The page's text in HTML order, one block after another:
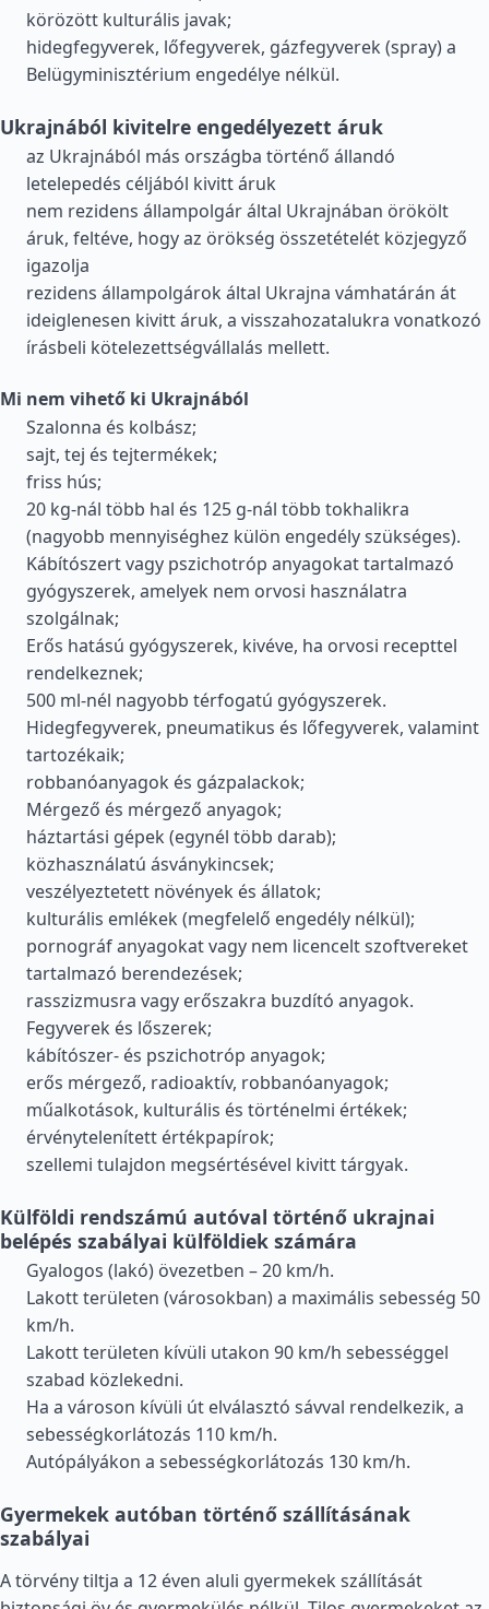
körözött kulturális javak;
hidegfegyverek, lőfegyverek, gázfegyverek (spray) a
Belügyminisztérium engedélye nélkül.
Ukrajnából kivitelre engedélyezett áruk
az Ukrajnából más országba történő állandó
letelepedés céljából kivitt áruk
nem rezidens állampolgár által Ukrajnában örökölt
áruk, feltéve, hogy az örökség összetételét közjegyző
igazolja
rezidens állampolgárok által Ukrajna vámhatárán át
ideiglenesen kivitt áruk, a visszahozatalukra vonatkozó
írásbeli kötelezettségvállalás mellett.
Mi nem vihető ki Ukrajnából
Szalonna és kolbász;
sajt, tej és tejtermékek;
friss hús;
20 kg-nál több hal és 125 g-nál több tokhalikra
(nagyobb mennyiséghez külön engedély szükséges).
Kábítószert vagy pszichotróp anyagokat tartalmazó
gyógyszerek, amelyek nem orvosi használatra
szolgálnak;
Erős hatású gyógyszerek, kivéve, ha orvosi recepttel
rendelkeznek;
500 ml-nél nagyobb térfogatú gyógyszerek.
Hidegfegyverek, pneumatikus és lőfegyverek, valamint
tartozékaik;
robbanóanyagok és gázpalackok;
Mérgező és mérgező anyagok;
háztartási gépek (egynél több darab);
közhasználatú ásványkincsek;
veszélyeztetett növények és állatok;
kulturális emlékek (megfelelő engedély nélkül);
pornográf anyagokat vagy nem licencelt szoftvereket
tartalmazó berendezések;
rasszizmusra vagy erőszakra buzdító anyagok.
Fegyverek és lőszerek;
kábítószer- és pszichotróp anyagok;
erős mérgező, radioaktív, robbanóanyagok;
műalkotások, kulturális és történelmi értékek;
érvénytelenített értékpapírok;
szellemi tulajdon megsértésével kivitt tárgyak.
Külföldi rendszámú autóval történő ukrajnai
belépés szabályai külföldiek számára
Gyalogos (lakó) övezetben – 20 km/h.
Lakott területen (városokban) a maximális sebesség 50
km/h.
Lakott területen kívüli utakon 90 km/h sebességgel
szabad közlekedni.
Ha a városon kívüli út elválasztó sávval rendelkezik, a
sebességkorlátozás 110 km/h.
Autópályákon a sebességkorlátozás 130 km/h.
Gyermekek autóban történő szállításának
szabályai
A törvény tiltja a 12 éven aluli gyermekek szállítását